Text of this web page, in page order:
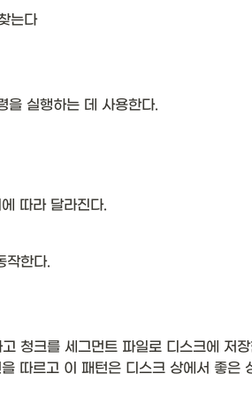
는다
을 실행하는 데 사용한다.
따라 달라진다.
작한다.
청크를 세그먼트 파일로 디스크에 저
따르고 이 패턴은 디스크 상에서 좋은